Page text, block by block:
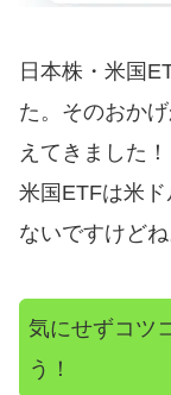
日本株・米国
た。そのおか
えてきました！
米国ETFは米
ないですけどね
気にせずコツ
う！